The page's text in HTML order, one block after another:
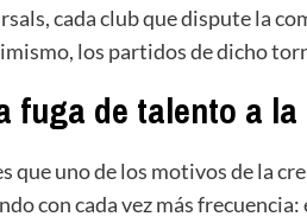
cada club que dispute la
los partidos de dicho
fuga de talento a
que uno de los motivos de la
con cada vez más